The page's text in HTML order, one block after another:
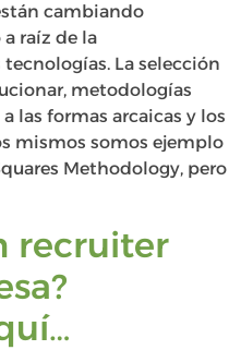
cambiando
raíz de la
La selección
metodologías
las formas arcaicas y los
mismos somos ejemplo
Methodology, pero
recruiter